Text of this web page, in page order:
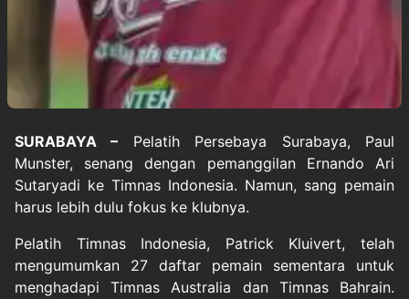
SURABAYA – Pelatih Persebaya Surabaya, Paul
Munster, senang dengan pemanggilan Ernando Ari
Sutaryadi ke Timnas Indonesia. Namun, sang pemain
harus lebih dulu fokus ke klubnya.
Pelatih Timnas Indonesia, Patrick Kluivert, telah
mengumumkan 27 daftar pemain sementara untuk
menghadapi Timnas Australia dan Timnas Bahrain.